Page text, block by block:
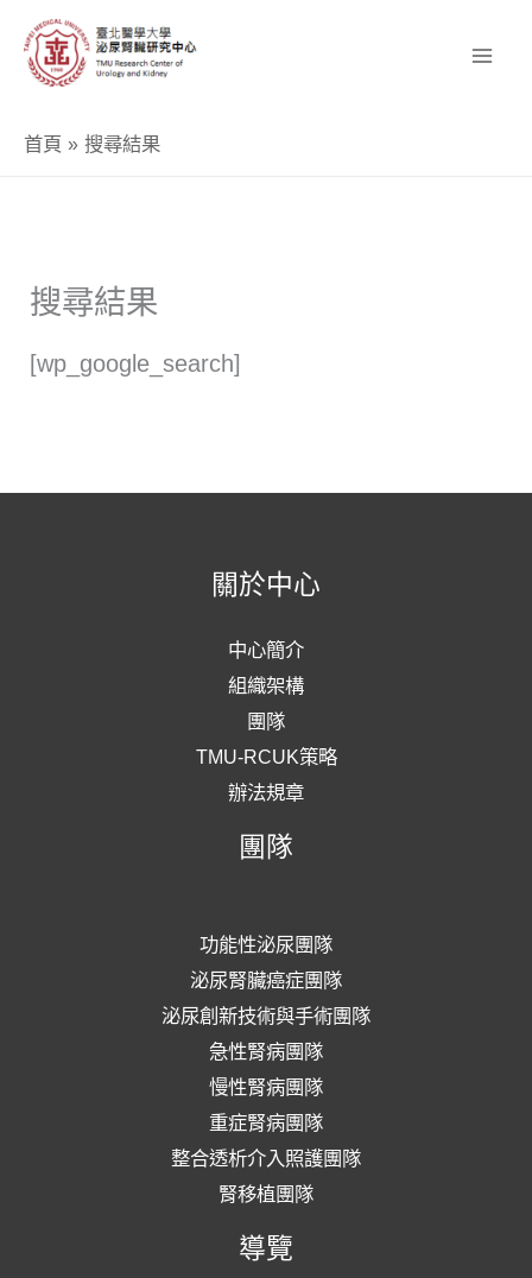
首頁 搜尋結果
搜尋結果
[wp_google_search]
關於中心
中心簡介
組織架構
團隊
TMU-RCUK策略
辦法規章
團隊
功能性泌尿團隊
泌尿腎臟癌症團隊
泌尿創新技術與手術團隊
急性腎病團隊
慢性腎病團隊
重症腎病團隊
整合透析介入照護團隊
腎移植團隊
導覽